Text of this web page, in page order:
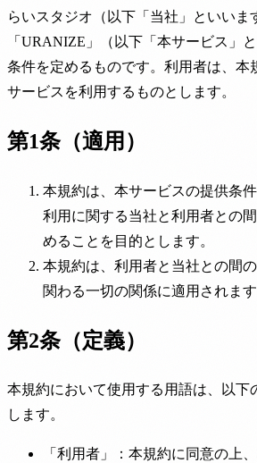
らいスタジオ（以下「当社」といいま
「URANIZE」（以下「本サービス」
条件を定めるものです。利用者は、本
サービスを利用するものとします。
第1条（適用）
本規約は、本サービスの提供条
利用に関する当社と利用者との
めることを目的とします。
本規約は、利用者と当社との間
関わる一切の関係に適用されます
第2条（定義）
本規約において使用する用語は、以下
します。
「利用者」：本規約に同意の上